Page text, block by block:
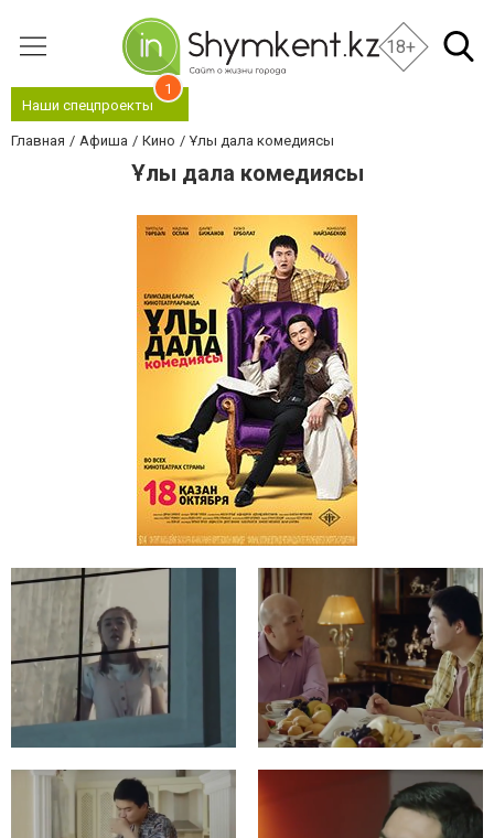
18+
Наши спецпроекты
1
Главная Афиша Кино Ұлы дала комедиясы
Ұлы дала комедиясы